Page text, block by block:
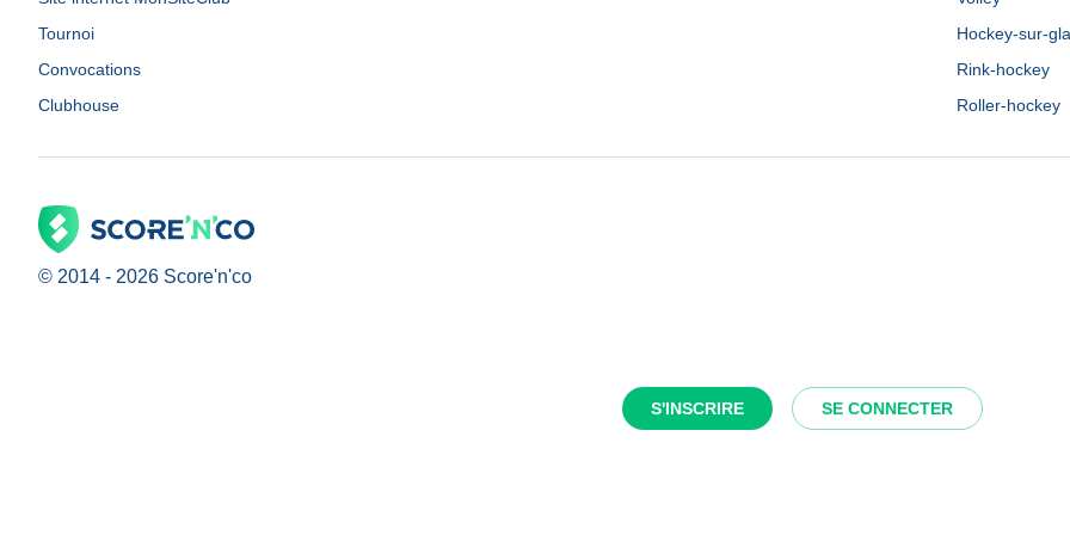
S'INSCRIRE SE CONNECTER
Tournoi
Convocations
Clubhouse
Hockey-sur-
Rink-hockey
Roller-hockey
© 2014 - 2026 Score'n'co